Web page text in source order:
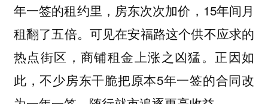
年一签的租约里，房东次次加价，15年间月
租翻了五倍。可见在安福路这个供不应求的
热点街区，商铺租金上涨之凶猛。正因如
此，不少房东干脆把原本5年一签的合同改